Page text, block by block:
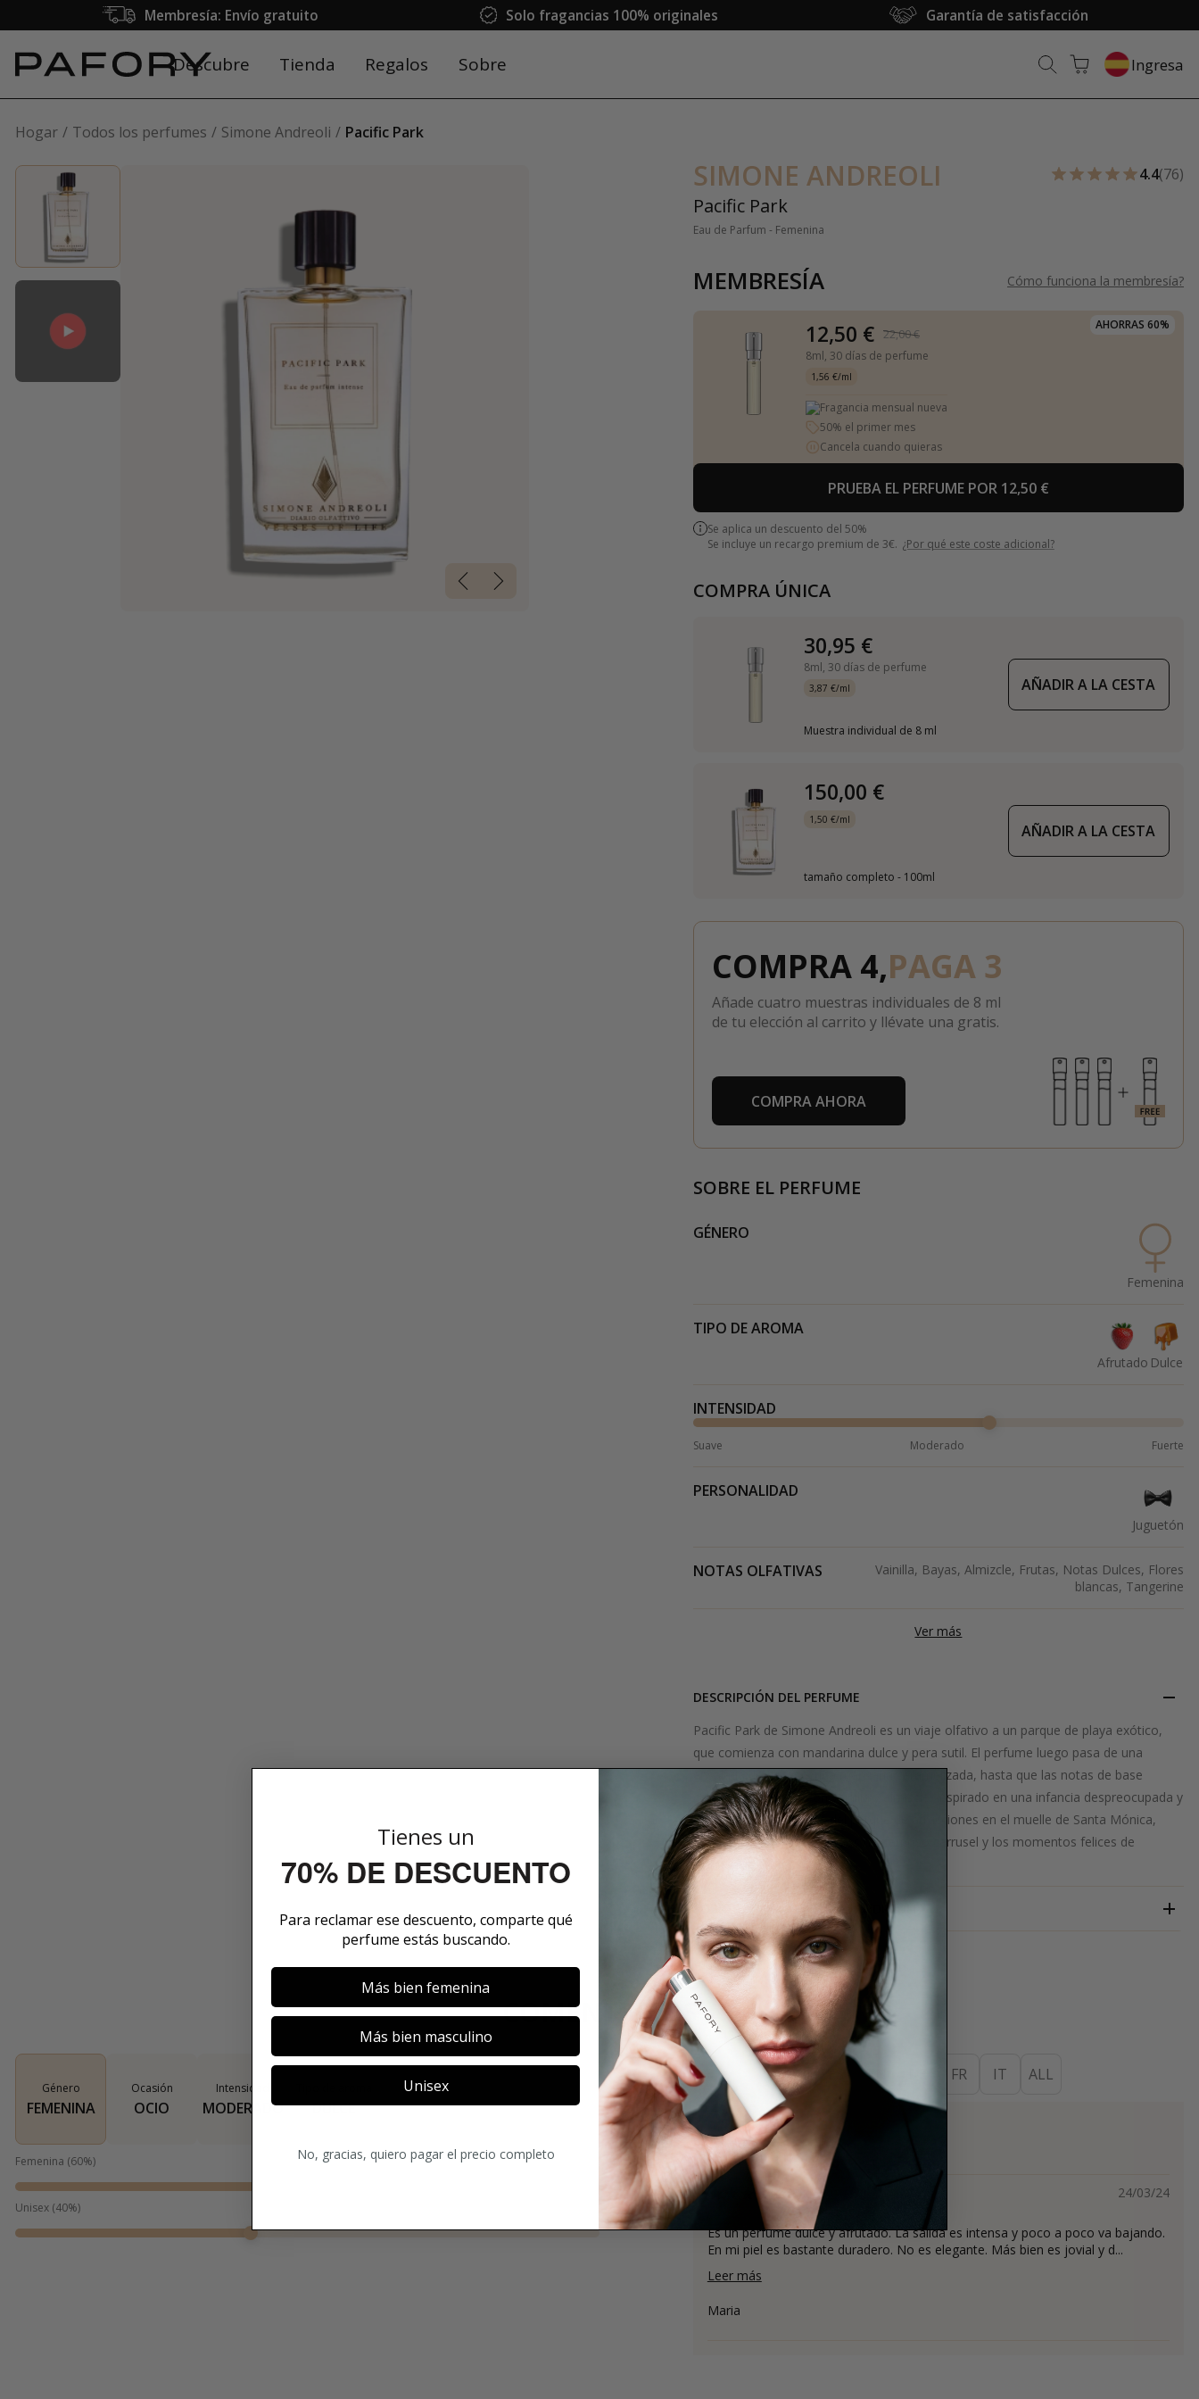
Membresía: Envío gratuito Solo fragancias 100% originales Garantía de satisfacción
Descubre Tienda Regalos Sobre Ingresa
Hogar Todos los perfumes Simone Andreoli Pacific Park
SIMONE ANDREOLI
Pacific Park
Eau de Parfum - Femenina
4.4(76)
MEMBRESÍA Cómo funciona la membresía?
AHORRAS 60%
12,50 €
22,00 €
8ml, 30 días de perfume
1,56 €/ml
Fragancia mensual nueva
50% el primer mes
Cancela cuando quieras
PRUEBA EL PERFUME POR 12,50 €
Se aplica un descuento del 50%
Se incluye un recargo premium de 3€. ¿Por qué este coste adicional?
COMPRA ÚNICA
30,95 €
8ml, 30 días de perfume
3,87 €/ml
Muestra individual de 8 ml
AÑADIR A LA CESTA
150,00 €
1,50 €/ml
tamaño completo - 100ml
AÑADIR A LA CESTA
COMPRA 4,PAGA 3
Añade cuatro muestras individuales de 8 ml
de tu elección al carrito y llévate una gratis.
COMPRA AHORA
SOBRE EL PERFUME
GÉNERO
Femenina
TIPO DE AROMA
Afrutado Dulce
INTENSIDAD
Suave Moderado Fuerte
PERSONALIDAD
Juguetón
NOTAS OLFATIVAS
Vainilla, Bayas, Almizcle, Frutas, Notas Dulces, Flores
blancas, Tangerine
Ver más
DESCRIPCIÓN DEL PERFUME
Pacific Park de Simone Andreoli es un viaje olfativo a un parque de playa exótico,
que comienza con mandarina dulce y pera sutil. El perfume luego pasa de una
ensalada de frutas a una manzana caramelizada, hasta que las notas de base
calman la emoción con vainilla y almizcle. Inspirado en una infancia despreocupada y
los seductores aromas del parque de atracciones en el muelle de Santa Mónica,
Pacific Park evoca recuerdos del famoso carrusel y los momentos felices de
innumerables niños.
SIMONE ANDREOLI
COMENTARIOS
Género
FEMENINA
Ocasión
OCIO
Intensidad
MODERADO DULCE
Femenina (60%)
Unisex (40%)
EN FR IT ALL
4.4
76 Comentarios
24/03/24
Es un perfume dulce y afrutado. La salida es intensa y poco a poco va bajando.
En mi piel es bastante duradero. No es elegante. Más bien es jovial y d...
Leer más
Maria
Tienes un
70% DE DESCUENTO
Para reclamar ese descuento, comparte qué
perfume estás buscando.
Más bien femenina
Más bien masculino
Unisex
No, gracias, quiero pagar el precio completo